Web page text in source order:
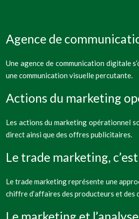
Agence de
Une agence de communication digitale
une communication visuelle percutante.
Actions du marketing
Les actions du marketing opérationnel
direct ainsi que des offres publicitaires.
Le trade marketing,
Le trade marketing représente une
chiffre d’affaires des producteurs et des
Le marketing et